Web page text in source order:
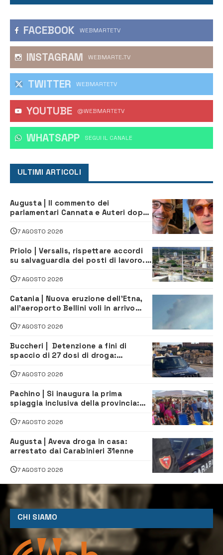
FACEBOOK WEBMARTETV
INSTAGRAM WEBMARTE.TV
TWITTER WEBMARTETV
YOUTUBE @WEBMARTETV
WHATSAPP ‎SEGUI IL CANALE
ULTIMI ARTICOLI
Augusta | Il commento dei
parlamentari Cannata e Auteri dopo
depuratore
7 AGOSTO 2026
Priolo | Versalis, rispettare accordi
su salvaguardia dei posti di lavoro. Il
7 AGOSTO 2026
Catania | Nuova eruzione dell’Etna,
all’aeroporto Bellini voli in arrivo
7 AGOSTO 2026
Buccheri | Detenzione a fini di
spaccio di 27 dosi di droga:
7 AGOSTO 2026
Pachino | Si inaugura la prima
spiaggia inclusiva della provincia:
tutti
7 AGOSTO 2026
Augusta | Aveva droga in casa:
arrestato dai Carabinieri 31enne
7 AGOSTO 2026
CHI SIAMO